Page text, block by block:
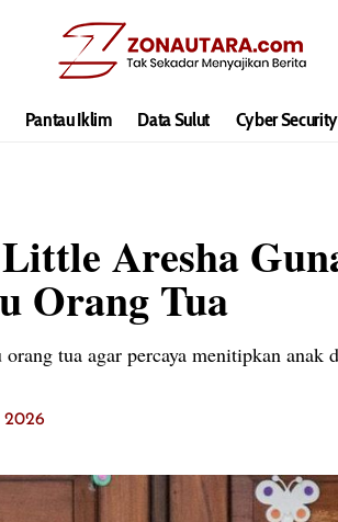
Pantau Iklim Data Sulut Cyber Security
Little Aresha
Orang Tua
tua agar percaya menitipkan anak
2026